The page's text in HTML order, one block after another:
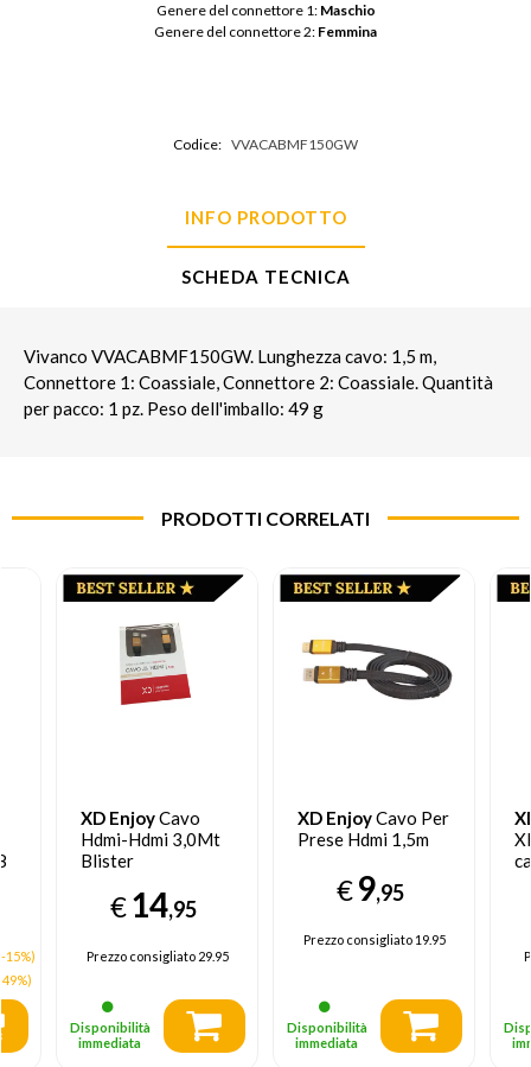
Genere del connettore 1: Maschio
Genere del connettore 2: Femmina
Codice: VVACABMF150GW
INFO PRODOTTO
SCHEDA TECNICA
Vivanco VVACABMF150GW. Lunghezza cavo: 1,5 m,
Connettore 1: Coassiale, Connettore 2: Coassiale. Quantità
per pacco: 1 pz. Peso dell'imballo: 49 g
PRODOTTI CORRELATI
15%)
XD EnjoyCavo
Hdmi-Hdmi 3,0Mt
Blister
€14,95
Prezzo consigliato29.95
Disponibilità
immediata
XD EnjoyCavo Per
Prese Hdmi 1,5m
€9,95
Prezzo consigliato19.95
Disponibilità
immediata